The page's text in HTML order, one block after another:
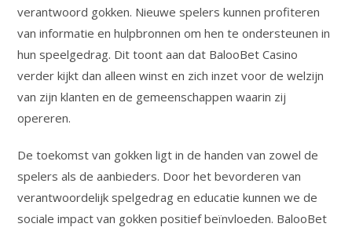
verantwoord gokken. Nieuwe spelers kunnen profiteren
van informatie en hulpbronnen om hen te ondersteunen in
hun speelgedrag. Dit toont aan dat BalooBet Casino
verder kijkt dan alleen winst en zich inzet voor de welzijn
van zijn klanten en de gemeenschappen waarin zij
opereren.
De toekomst van gokken ligt in de handen van zowel de
spelers als de aanbieders. Door het bevorderen van
verantwoordelijk spelgedrag en educatie kunnen we de
sociale impact van gokken positief beïnvloeden. BalooBet